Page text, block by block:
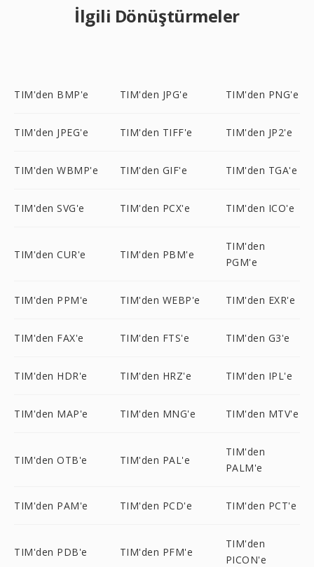
İlgili Dönüştürmeler
TIM'den BMP'e TIM'den JPG'e TIM'den PNG'e
TIM'den JPEG'e TIM'den TIFF'e TIM'den JP2'e
TIM'den WBMP'e TIM'den GIF'e TIM'den TGA'e
TIM'den SVG'e TIM'den PCX'e TIM'den ICO'e
TIM'den CUR'e TIM'den PBM'e
TIM'den
PGM'e
TIM'den PPM'e TIM'den WEBP'e TIM'den EXR'e
TIM'den FAX'e TIM'den FTS'e TIM'den G3'e
TIM'den HDR'e TIM'den HRZ'e TIM'den IPL'e
TIM'den MAP'e TIM'den MNG'e TIM'den MTV'e
TIM'den OTB'e TIM'den PAL'e
TIM'den
PALM'e
TIM'den PAM'e TIM'den PCD'e TIM'den PCT'e
TIM'den PDB'e TIM'den PFM'e
TIM'den
PICON'e